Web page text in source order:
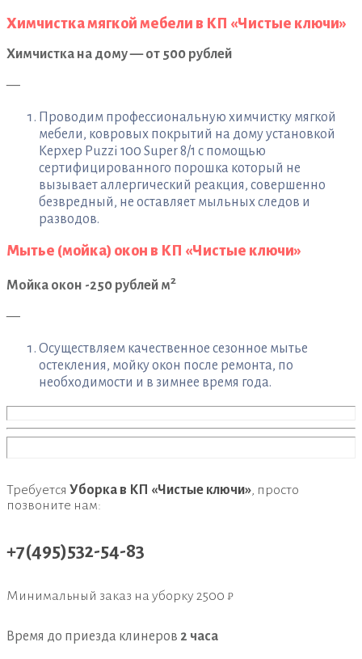
Химчистка мягкой мебели в КП «Чистые ключи»
Химчистка на дому — от 500 рублей
—
Проводим профессиональную химчистку мягкой
мебели, ковровых покрытий на дому установкой
Керхер Puzzi 100 Super 8/1 с помощью
сертифицированного порошка который не
вызывает аллергический реакция, совершенно
безвредный, не оставляет мыльных следов и
разводов.
Мытье (мойка) окон в КП «Чистые ключи»
Мойка окон -250 рублей м2
—
Осуществляем качественное сезонное мытье
остекления, мойку окон после ремонта, по
необходимости и в зимнее время года.
Требуется Уборка в КП «Чистые ключи», просто
позвоните нам:
+7(495)532-54-83
Минимальный заказ на уборку 2500 ₽
Время до приезда клинеров 2 часа